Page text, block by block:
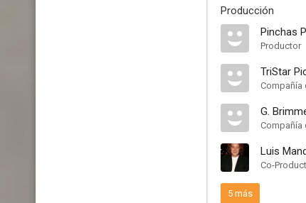
Producción
Pinchas
Productor
TriStar
Compañía
G.
Compañía
Luis
Co-
5 más